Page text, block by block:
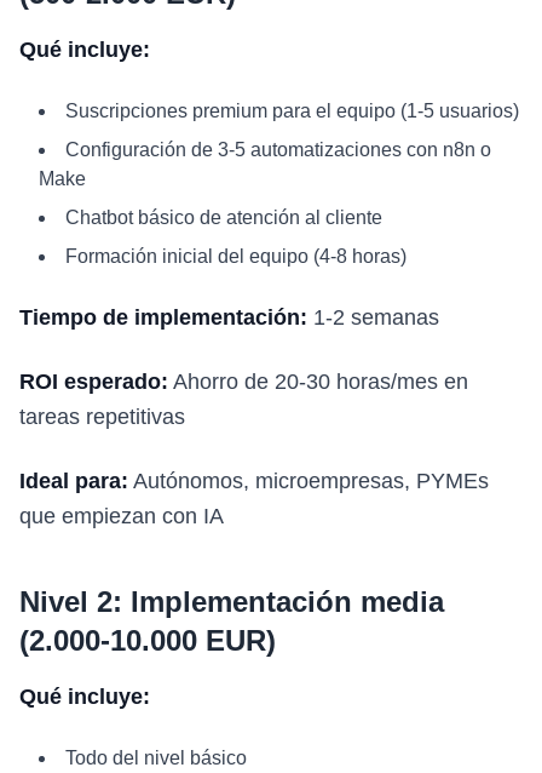
Qué incluye:
Suscripciones premium para el equipo (1-5 usuarios)
Configuración de 3-5 automatizaciones con n8n o
Make
Chatbot básico de atención al cliente
Formación inicial del equipo (4-8 horas)
Tiempo de implementación: 1-2 semanas
ROI esperado: Ahorro de 20-30 horas/mes en
tareas repetitivas
Ideal para: Autónomos, microempresas, PYMEs
que empiezan con IA
Nivel 2: Implementación media
(2.000-10.000 EUR)
Qué incluye:
Todo del nivel básico